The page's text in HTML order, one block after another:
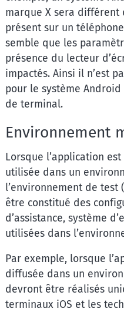
marque X sera différent
présent sur un
semble que les
présence du lecteur
impactés. Ainsi il n’est
pour le système
de terminal.
Environnement
Lorsque l’application
utilisée dans un
l’environnement de
être constitué des
d’assistance, système
utilisées dans
Par exemple, lorsque
diffusée dans un
devront être réalisés
terminaux iOS et les